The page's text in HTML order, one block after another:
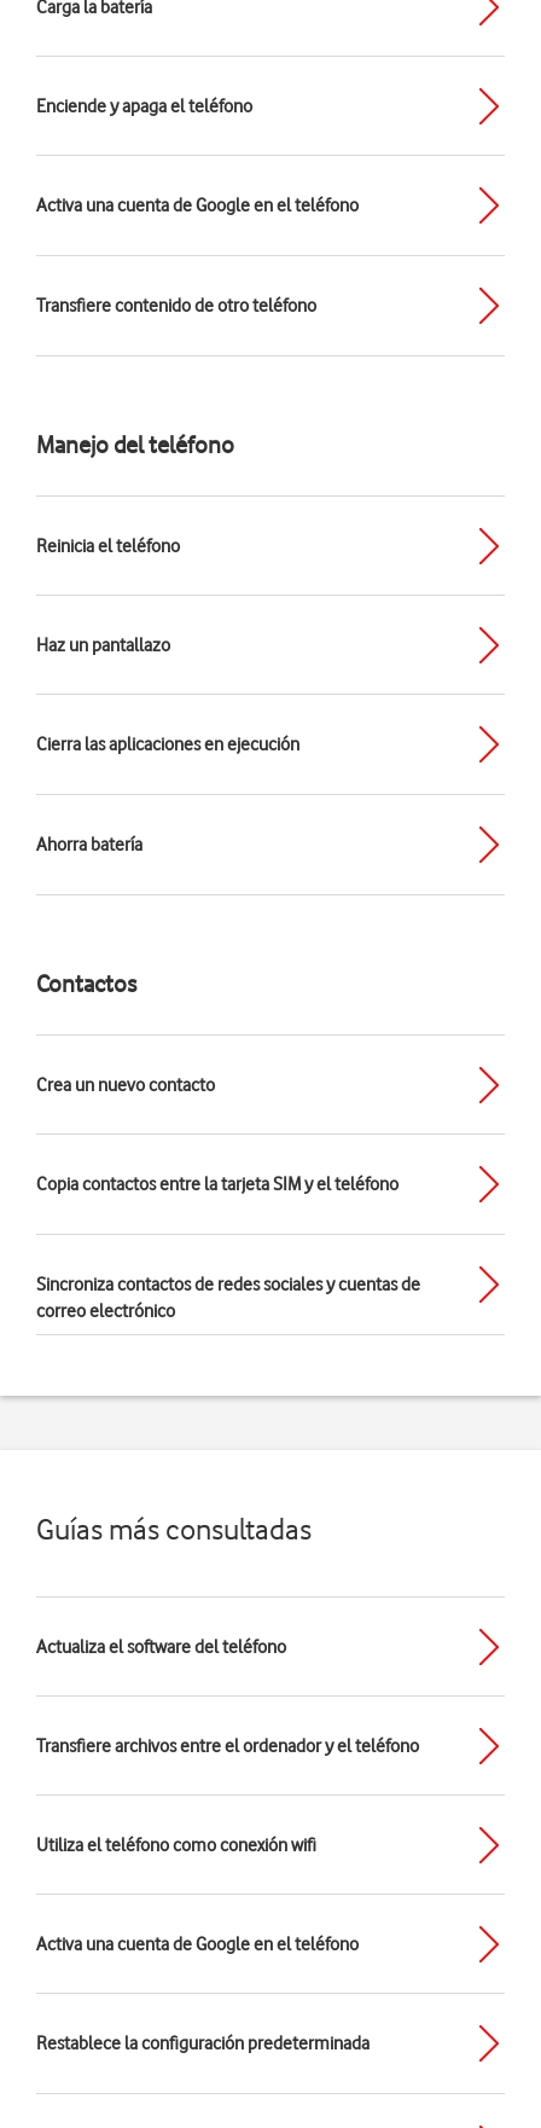
Carga la batería
Enciende y apaga el teléfono
Activa una cuenta de Google en el teléfono
Transfiere contenido de otro teléfono
Manejo del teléfono
Reinicia el teléfono
Haz un pantallazo
Cierra las aplicaciones en ejecución
Ahorra batería
Contactos
Crea un nuevo contacto
Copia contactos entre la tarjeta SIM y el teléfono
Sincroniza contactos de redes sociales y cuentas de
correo electrónico
Guías más consultadas
Actualiza el software del teléfono
Transfiere archivos entre el ordenador y el teléfono
Utiliza el teléfono como conexión wifi
Activa una cuenta de Google en el teléfono
Restablece la configuración predeterminada